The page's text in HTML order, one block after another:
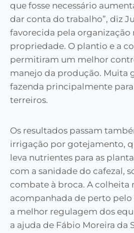
que fosse necessário
dar conta do trabalho”, diz
favorecida pela organização
propriedade. O plantio e a
permitiram um melhor
manejo da produção. Muita
fazenda principalmente para
terreiros.
Os resultados passam
irrigação por gotejamento,
leva nutrientes para as
com a sanidade do cafezal,
combate à broca. A colheita
acompanhada de perto pelo
a melhor regulagem dos
a ajuda de Fábio Moreira da